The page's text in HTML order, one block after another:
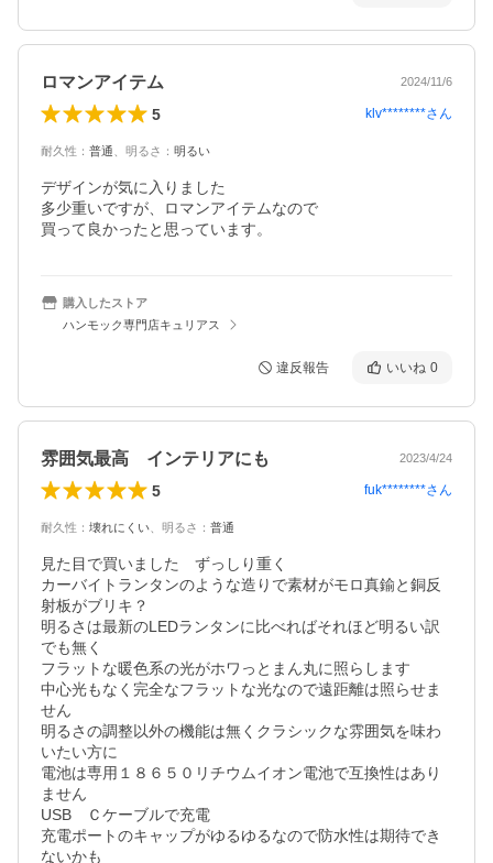
ロマンアイテム 2024/11/6
5 klv********さん
耐久性 ： 普通 明るさ ： 明るい
デザインが気に入りました
多少重いですが、ロマンアイテムなので
買って良かったと思っています。
購入したストア
ハンモック専門店キュリアス
違反報告 いいね 0
雰囲気最高 インテリアにも 2023/4/24
5 fuk********さん
耐久性 ： 壊れにくい 明るさ ： 普通
見た目で買いました　ずっしり重く
カーバイトランタンのような造りで素材がモロ真鍮と銅反
射板がブリキ？
明るさは最新のLEDランタンに比べればそれほど明るい訳
でも無く
フラットな暖色系の光がホワっとまん丸に照らします
中心光もなく完全なフラットな光なので遠距離は照らせま
せん
明るさの調整以外の機能は無くクラシックな雰囲気を味わ
いたい方に
電池は専用１８６５０リチウムイオン電池で互換性はあり
ません
USB　Ｃケーブルで充電
充電ポートのキャップがゆるゆるなので防水性は期待でき
ないかも